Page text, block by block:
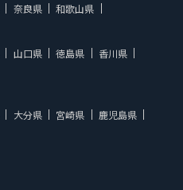
奈良県
和歌山県
山口県 徳島県
香川県
大分県 宮崎県
鹿児島県